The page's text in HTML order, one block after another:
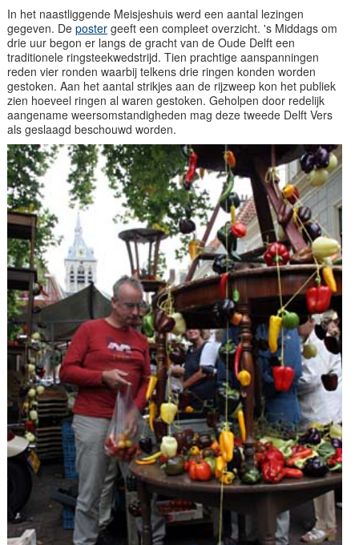
In het naastliggende Meisjeshuis werd een aantal lezingen
gegeven. De poster geeft een compleet overzicht. 's Middags om
drie uur begon er langs de gracht van de Oude Delft een
traditionele ringsteekwedstrijd. Tien prachtige aanspanningen
reden vier ronden waarbij telkens drie ringen konden worden
gestoken. Aan het aantal strikjes aan de rijzweep kon het publiek
zien hoeveel ringen al waren gestoken. Geholpen door redelijk
aangename weersomstandigheden mag deze tweede Delft Vers
als geslaagd beschouwd worden.